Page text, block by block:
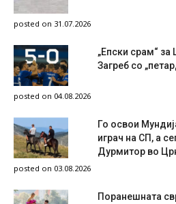
posted on 31.07.2026
„Епски срам“
Загреб со
posted on 04.08.2026
Го освои
играч на СП, а
Дурмитор во
posted on 03.08.2026
Поранешната